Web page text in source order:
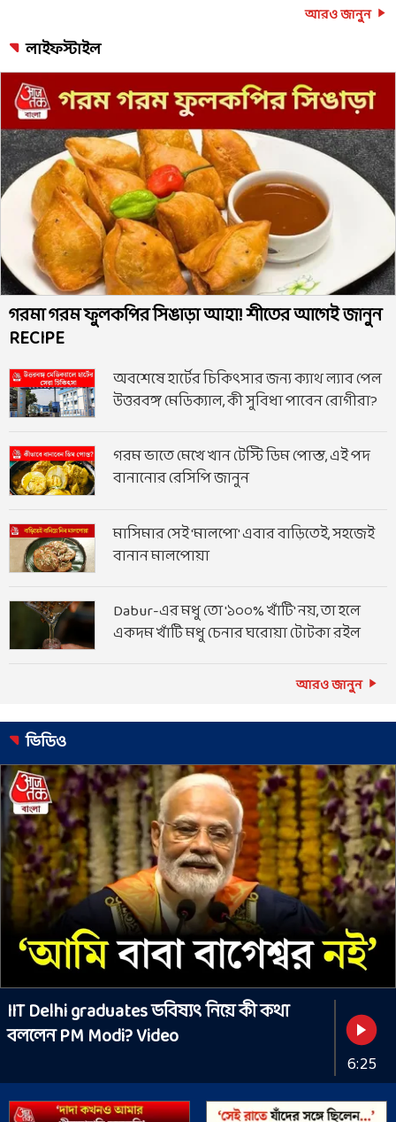
আরও জানুন
লাইফস্টাইল
গরমা গরম ফুলকপির সিঙাড়া আহা! শীতের আগেই জানুন
RECIPE
অবশেষে হার্টের চিকিৎসার জন্য ক্যাথ ল্যাব পেল
উত্তরবঙ্গ মেডিক্যাল, কী সুবিধা পাবেন রোগীরা?
গরম ভাতে মেখে খান টেস্টি ডিম পোস্ত, এই পদ
বানানোর রেসিপি জানুন
মাসিমার সেই 'মালপো' এবার বাড়িতেই, সহজেই
বানান মালপোয়া
Dabur-এর মধু তো '১০০% খাঁটি' নয়, তা হলে
একদম খাঁটি মধু চেনার ঘরোয়া টোটকা রইল
আরও জানুন
ভিডিও
IIT Delhi graduates ভবিষ্যৎ নিয়ে কী কথা
বললেন PM Modi? Video
6:25